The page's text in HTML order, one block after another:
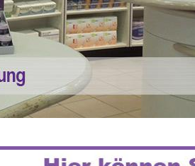
MEDIKAMENTE